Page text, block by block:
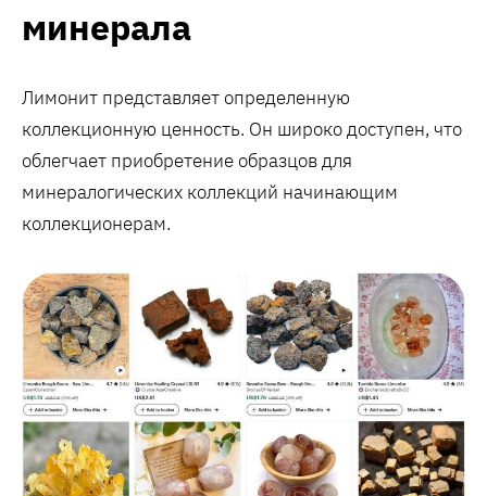
минерала
Лимонит представляет определенную
коллекционную ценность. Он широко доступен, что
облегчает приобретение образцов для
минералогических коллекций начинающим
коллекционерам.